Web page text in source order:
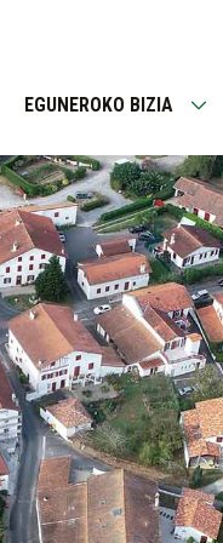
EGUNEROKO BIZIA
Open